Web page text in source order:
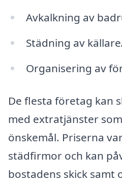
Avkalkning av
Städning av
Organisering av
De flesta företag kan
med extratjänster
önskemål. Priserna
städfirmor och kan
bostadens skick samt